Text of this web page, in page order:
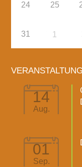
24 25
31 1
14
Aug.
01
Sep.